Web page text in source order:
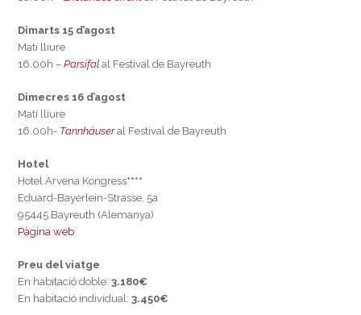
Dimarts 15 d’agost
Matí lliure
16.00h –Parsifal al Festival de Bayreuth
Dimecres 16 d’agost
Matí lliure
16.00h- Tannhäuser al Festival de Bayreuth
Hotel
Hotel Arvena Kongress****
Eduard-Bayerlein-Strasse, 5a
95445 Bayreuth (Alemanya)
Pàgina web
Preu del viatge
En habitació doble:3.180€
En habitació individual:3.450€